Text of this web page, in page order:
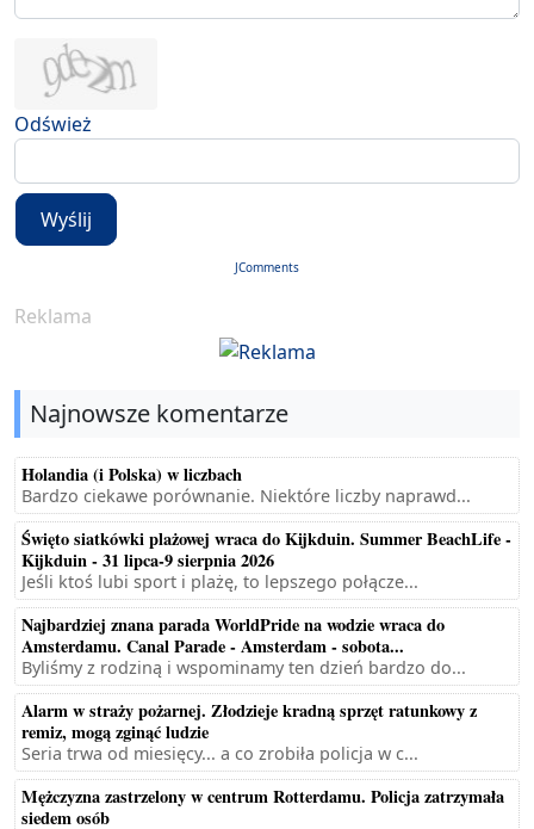
Odśwież
Wyślij
JComments
Reklama
Najnowsze komentarze
Holandia (i Polska) w liczbach
Bardzo ciekawe porównanie. Niektóre liczby naprawd...
Święto siatkówki plażowej wraca do Kijkduin. Summer BeachLife -
Kijkduin - 31 lipca-9 sierpnia 2026
Jeśli ktoś lubi sport i plażę, to lepszego połącze...
Najbardziej znana parada WorldPride na wodzie wraca do
Amsterdamu. Canal Parade - Amsterdam - sobota...
Byliśmy z rodziną i wspominamy ten dzień bardzo do...
Alarm w straży pożarnej. Złodzieje kradną sprzęt ratunkowy z
remiz, mogą zginąć ludzie
Seria trwa od miesięcy... a co zrobiła policja w c...
Mężczyzna zastrzelony w centrum Rotterdamu. Policja zatrzymała
siedem osób